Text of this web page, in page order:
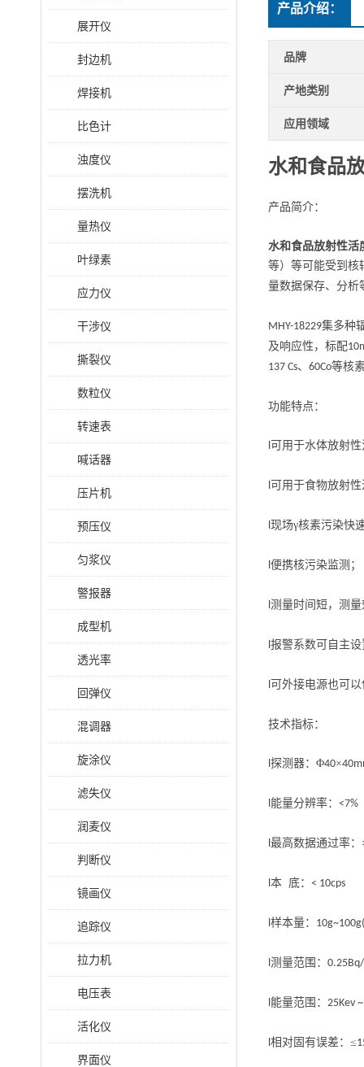
展开仪
封边机
焊接机
比色计
浊度仪
摆洗机
量热仪
叶绿素
应力仪
干涉仪
撕裂仪
数粒仪
转速表
喊话器
压片机
预压仪
匀浆仪
警报器
成型机
透光率
回弹仪
混调器
旋涂仪
滤失仪
润麦仪
判断仪
镜画仪
追踪仪
拉力机
电压表
活化仪
界面仪
产品介绍：
品牌
产地类别
应用领域
水和食品
产品简介：
水和食品放射性活
等）等可能受到核
量数据保存、分析
MHY-18229集多种
及响应性，标配
137 Cs、 60Co等核
功能特点：
l可用于水体放射
l可用于食物放射
l现场γ核素污染快
l便携核污染监测；
l测量时间短，测
l报警系数可自主
l可外接电源也可
技术指标：
l探测器：Φ40×
l能量分辨率： <7%
l最高数据通过率：
l本 底： < 10cps
l样本量：
l测量范围：
l能量范围： 25Kev
l相对固有误差：≤